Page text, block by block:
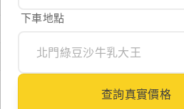
下車地點
查詢真實價格